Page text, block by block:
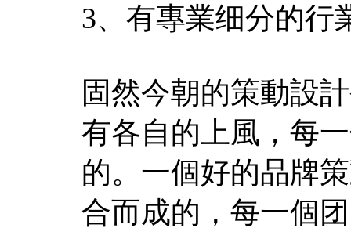
3、有專業细分的行
固然今朝的策動設
有各自的上風，每
的。一個好的品牌
合而成的，每一個